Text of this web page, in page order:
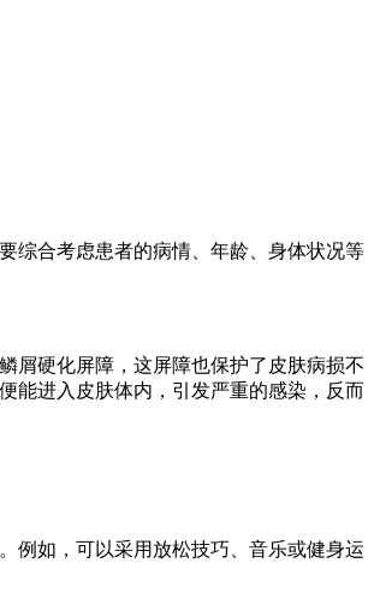
综合考虑患者的病情、年龄、身体状况等
屑硬化屏障，这屏障也保护了皮肤病损不
能进入皮肤体内，引发严重的感染，反而
例如，可以采用放松技巧、音乐或健身运